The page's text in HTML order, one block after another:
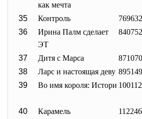
как мечта
35 Контроль
36
Ирина Палм сделает
ЭТ
37 Дитя с Марса
38
Ларс и настоящая деву
39
Во имя короля: Истори
40
Карамель